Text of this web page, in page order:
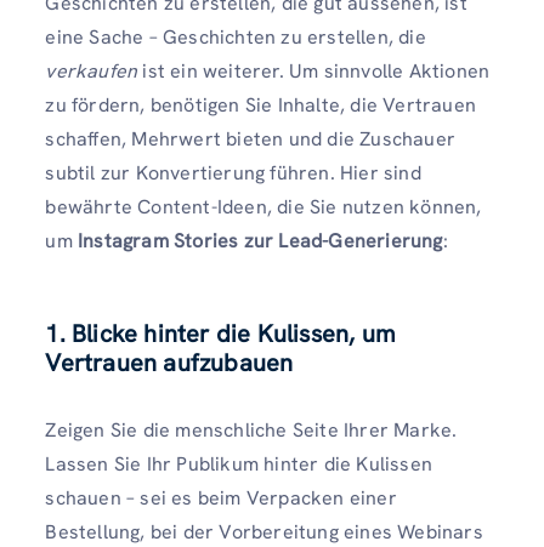
eine Sache – Geschichten zu erstellen, die
verkaufen ist ein weiterer. Um sinnvolle Aktionen
zu fördern, benötigen Sie Inhalte, die Vertrauen
schaffen, Mehrwert bieten und die Zuschauer
subtil zur Konvertierung führen. Hier sind
bewährte Content-Ideen, die Sie nutzen können,
um Instagram Stories zur Lead-Generierung:
1. Blicke hinter die Kulissen, um
Vertrauen aufzubauen
Zeigen Sie die menschliche Seite Ihrer Marke.
Lassen Sie Ihr Publikum hinter die Kulissen
schauen – sei es beim Verpacken einer
Bestellung, bei der Vorbereitung eines Webinars